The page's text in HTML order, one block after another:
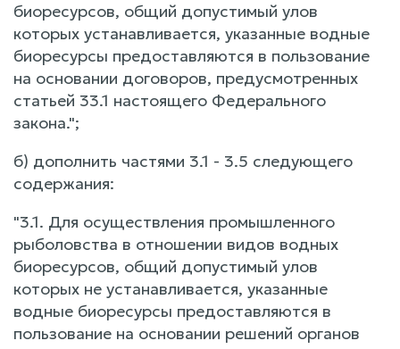
биоресурсов, общий допустимый улов
которых устанавливается, указанные водные
биоресурсы предоставляются в пользование
на основании договоров, предусмотренных
статьей 33.1 настоящего Федерального
закона.";
б) дополнить частями 3.1 - 3.5 следующего
содержания:
"3.1. Для осуществления промышленного
рыболовства в отношении видов водных
биоресурсов, общий допустимый улов
которых не устанавливается, указанные
водные биоресурсы предоставляются в
пользование на основании решений органов